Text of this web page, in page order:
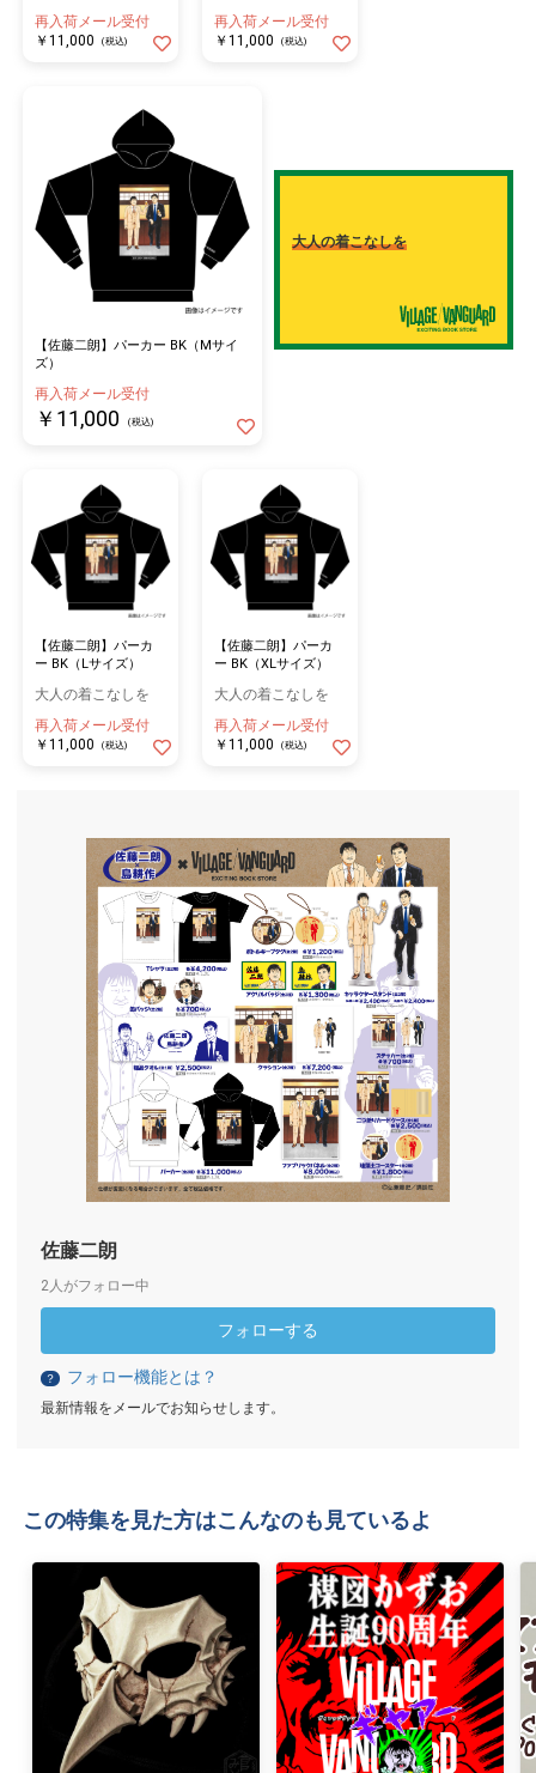
再入荷メール受付
￥11,000
(税込)
再入荷メール受付
￥11,000
(税込)
【佐藤二朗】パーカー BK（Mサイ
ズ）
再入荷メール受付
￥11,000 (税込)
大人の着こなしを
【佐藤二朗】パーカ
ー BK（Lサイズ）
大人の着こなしを
再入荷メール受付
￥11,000
(税込)
【佐藤二朗】パーカ
ー BK（XLサイズ）
大人の着こなしを
再入荷メール受付
￥11,000
(税込)
佐藤二朗
2人がフォロー中
フォローする
？ フォロー機能とは？
最新情報をメールでお知らせします。
この特集を見た方はこんなのも見ているよ